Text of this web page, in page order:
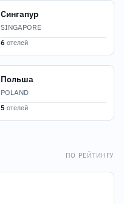
Сингапур
SINGAPORE
6 отелей
Польша
POLAND
5 отелей
ПО РЕЙТИНГУ